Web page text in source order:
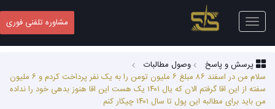
Toggle
navigation
مشاوره تلفنی فوری
پرسش و پاسخ
وصول مطالبات
سلام من در اسفند ۸۶ مبلغ ۶ ملیون تومن را به یک نفر پرداخت کردم و ۶ ملیون
سفته از این اقا گرفتم الان که یال ۱۴۰۱ یک هست این اقا هنوز بدهی خود را نداده
من باید برای مطالبه این پول تا سال ۱۴۰۱ چیکار کنم